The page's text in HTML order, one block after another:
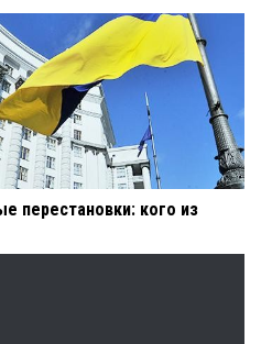
перестановки: кого из